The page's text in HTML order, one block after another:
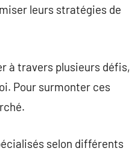
leurs stratégies de
à travers plusieurs défis,
Pour surmonter ces
selon différents